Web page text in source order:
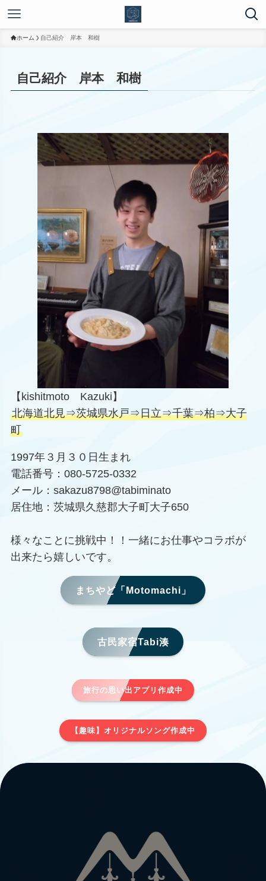
ホーム 自己紹介 岸本 和樹
自己紹介 岸本 和樹
【kishitmoto Kazuki】
北海道北見⇒茨城県水戸⇒日立⇒千葉⇒柏⇒大子
町
1997年３月３０日生まれ
電話番号：080-5725-0332
メール：sakazu8798@tabiminato
居住地：茨城県久慈郡大子町大子650
様々なことに挑戦中！！一緒にお仕事やコラボが
出来たら嬉しいです。
まちやど「Motomachi」
古民家宿Tabi湊
旅行の思い出アプリ作成中
【趣味】オリジナルソング作成中